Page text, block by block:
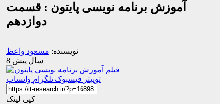
آموزش برنامه نویسی پایتون : قسمت
دوازدهم
نویسنده: مسعود واعظ
8 سال پیش
توییتر فیسبوک تلگرام واتساپ
کپی لینک